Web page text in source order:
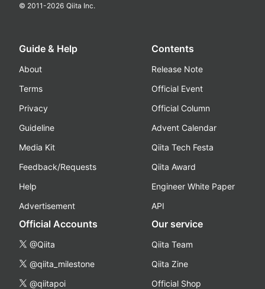
© 2011-2026 Qiita Inc.
Guide & Help
About
Terms
Privacy
Guideline
Media Kit
Feedback/Requests
Help
Advertisement
Contents
Release Note
Official Event
Official Column
Advent Calendar
Qiita Tech Festa
Qiita Award
Engineer White Paper
API
Official Accounts
@Qiita
@qiita_milestone
@qiitapoi
Our service
Qiita Team
Qiita Zine
Official Shop